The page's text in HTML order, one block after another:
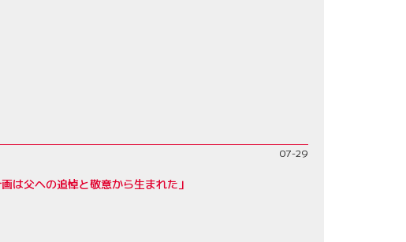
07-29
は父への追悼と敬意から生まれた」